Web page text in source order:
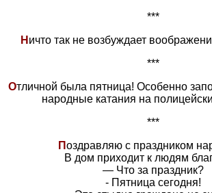
***
Н ичто так не возбуждает
***
Отличной была пятница! Особенно
народные катания на
***
Поздравляю с праздником
В дом приходит к людям
— Что за праздник?
- Пятница сегодня!